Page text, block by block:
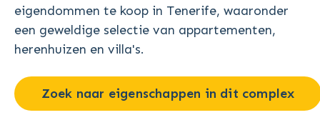
eigendommen te koop in Tenerife, waaronder
een geweldige selectie van appartementen,
herenhuizen en villa's.
Zoek naar eigenschappen in dit complex